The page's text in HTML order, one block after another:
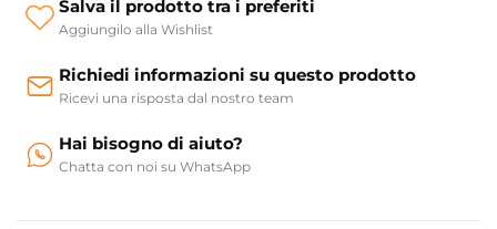
Salva il prodotto tra i preferiti
Aggiungilo alla Wishlist
Richiedi informazioni su questo prodotto
Ricevi una risposta dal nostro team
Hai bisogno di aiuto?
Chatta con noi su WhatsApp